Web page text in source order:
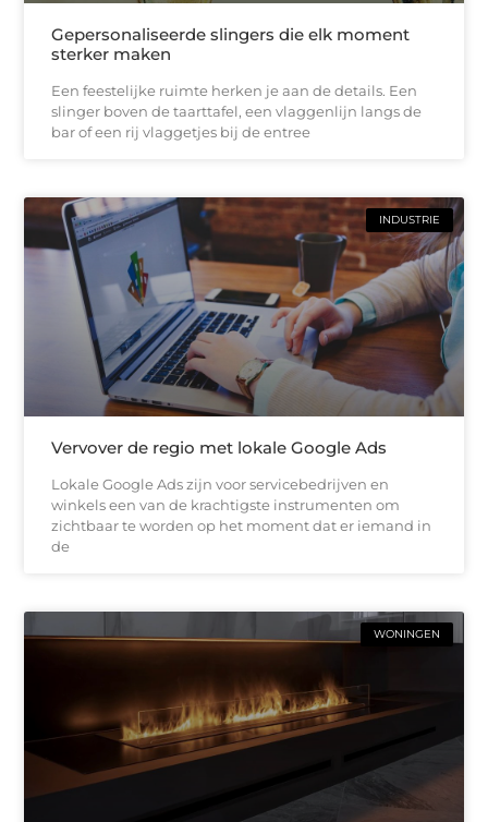
Gepersonaliseerde slingers die elk moment
sterker maken
Een feestelijke ruimte herken je aan de details. Een
slinger boven de taarttafel, een vlaggenlijn langs de
bar of een rij vlaggetjes bij de entree
INDUSTRIE
Vervover de regio met lokale Google Ads
Lokale Google Ads zijn voor servicebedrijven en
winkels een van de krachtigste instrumenten om
zichtbaar te worden op het moment dat er iemand in
de
WONINGEN